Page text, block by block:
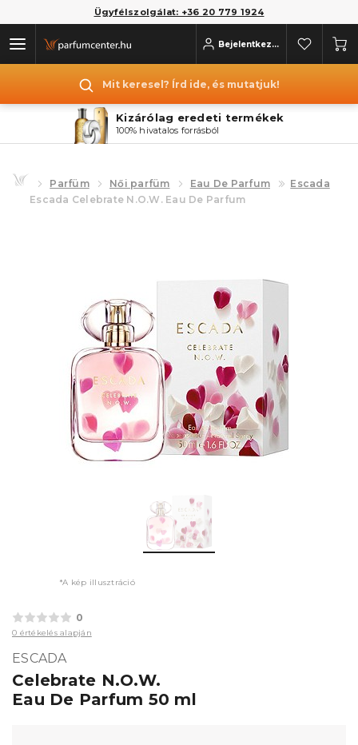
Ügyfélszolgálat: +36 20 779 1924
Bejelentkezés
Mit keresel? Írd ide, és mutatjuk!
Kizárólag eredeti termékek
100% hivatalos forrásból
Parfüm Női parfüm Eau De Parfum
Escada
Escada Celebrate N.O.W. Eau De Parfum
*A kép illusztráció
0
0 értékelés alapján
ESCADA
Celebrate N.O.W.
Eau De Parfum 50 ml